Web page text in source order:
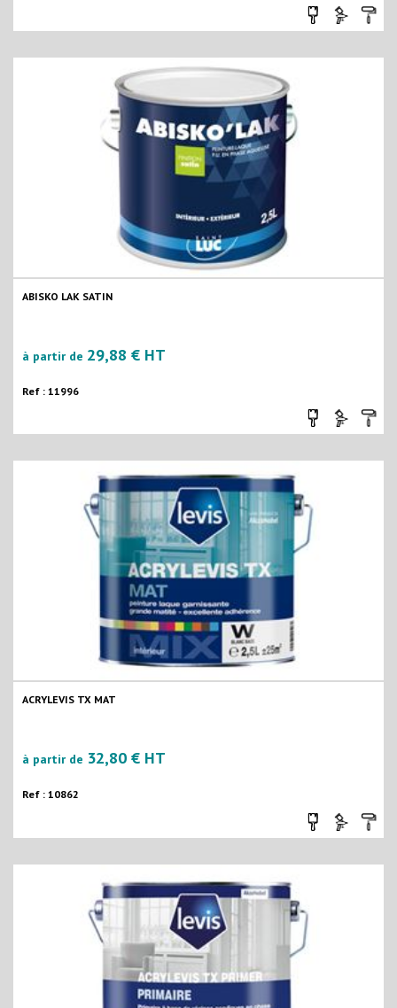
ABISKO LAK SATIN
à partir de 29,88 € HT
Ref : 11996
ACRYLEVIS TX MAT
à partir de 32,80 € HT
Ref : 10862